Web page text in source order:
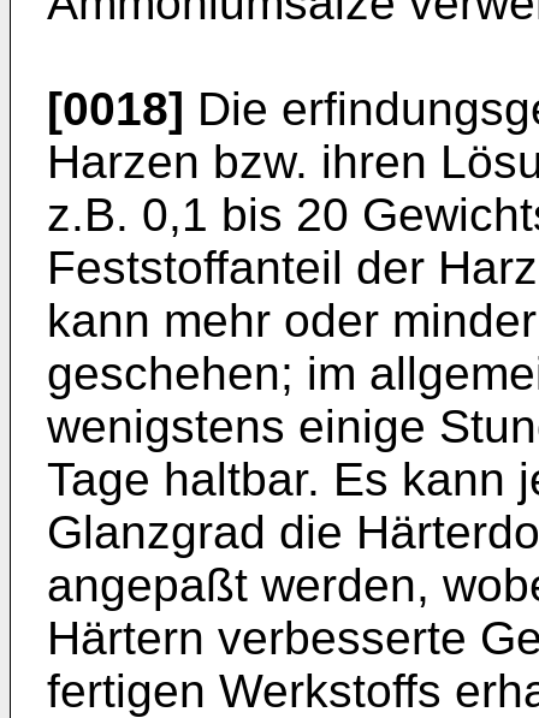
[0018] Die
Harzen bzw. ihren
z.B. 0,1 bis 20
Feststoffanteil der
kann mehr oder
geschehen; im
wenigstens einige
Tage haltbar. Es kann
Glanzgrad die
angepaßt werden,
Härtern verbesserte
fertigen Werkstoffs